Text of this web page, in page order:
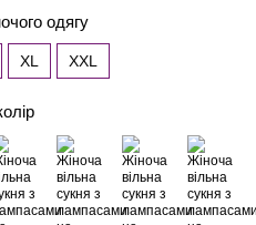
одягу
XL XXL